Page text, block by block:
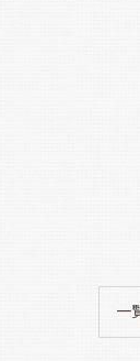
一